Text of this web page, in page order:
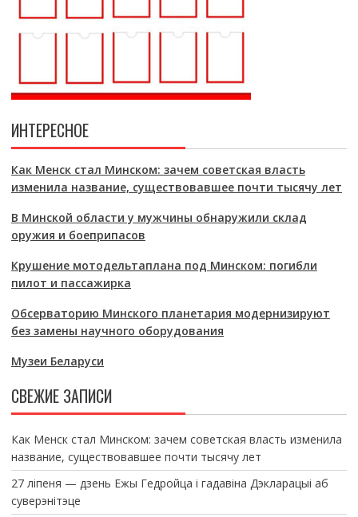
ИНТЕРЕСНОЕ
Как Менск стал Минском: зачем советская власть
изменила название, существовавшее почти тысячу лет
В Минской области у мужчины обнаружили склад
оружия и боеприпасов
Крушение мотодельтаплана под Минском: погибли
пилот и пассажирка
Обсерваторию Минского планетария модернизируют
без замены научного оборудования
Музеи Беларуси
СВЕЖИЕ ЗАПИСИ
Как Менск стал Минском: зачем советская власть изменила
название, существовавшее почти тысячу лет
27 ліпеня — дзень Ежы Гедройца і гадавіна Дэкларацыі аб
суверэнітэце